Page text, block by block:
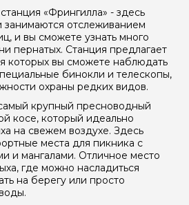
«Фрингилла» - здесь
занимаются отслеживанием
и вы сможете узнать много
пернатых. Станция предлагает
которых вы сможете наблюдать
бинокли и телескопы,
охраны редких видов.
крупный пресноводный
косе, который идеально
на свежем воздухе. Здесь
места для пикника с
и мангалами. Отличное место
где можно насладиться
на берегу или просто